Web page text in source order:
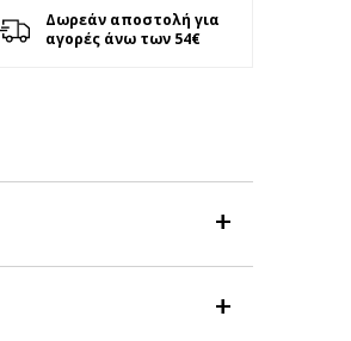
Δωρεάν αποστολή για
αγορές άνω των 54€